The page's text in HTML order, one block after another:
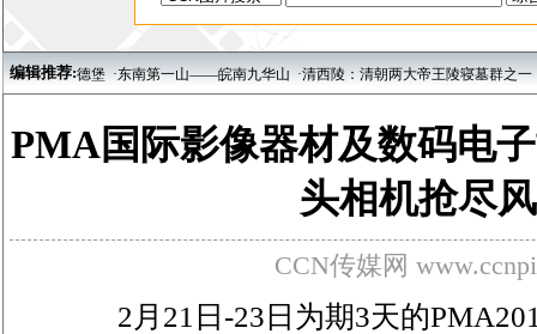
编辑推荐:
堡 ·东南第一山——皖南九华山 ·清西陵：清朝两大帝王陵寝墓群之一 ·河南登封
PMA国际影像器材及数码电
头相机抢尽
CCN传媒网
2月21日-23日为期3天的